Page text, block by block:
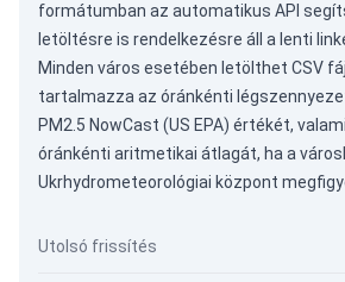
formátumban az automatikus API
letöltésre is rendelkezésre áll a lenti
Minden város esetében letölthet CSV
tartalmazza az óránkénti
PM2.5 NowCast (US EPA) értékét,
óránkénti aritmetikai átlagát, ha a
Ukrhydrometeorológiai központ
Utolsó frissítés